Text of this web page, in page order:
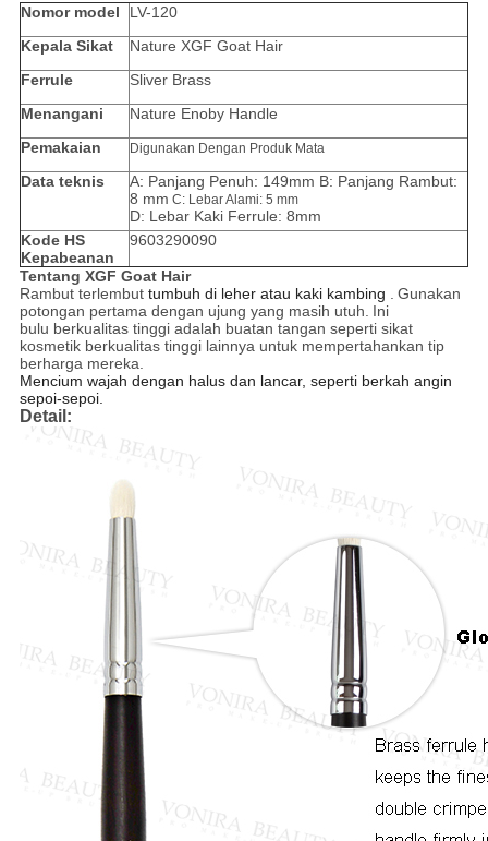
Nomor model
LV-120
Kepala Sikat
Nature XGF Goat Hair
Ferrule
Sliver Brass
Menangani
Nature Enoby Handle
Pemakaian
Digunakan Dengan Produk Mata
Data teknis
A: Panjang Penuh: 149mm B: Panjang Rambut:
8 mm C: Lebar Alami: 5 mm
D: Lebar Kaki Ferrule: 8mm
Kode HS
Kepabeanan
9603290090
Tentang XGF Goat Hair
Rambut terlembut tumbuh di leher atau kaki kambing . Gunakan
potongan pertama dengan ujung yang masih utuh. Ini
bulu berkualitas tinggi adalah buatan tangan seperti sikat
kosmetik berkualitas tinggi lainnya untuk mempertahankan tip
berharga mereka.
Mencium wajah dengan halus dan lancar, seperti berkah angin
sepoi-sepoi.
Detail: